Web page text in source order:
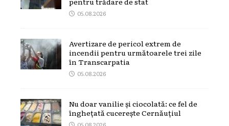
05.08.2026
Avertizare de pericol extrem de
incendii pentru următoarele trei zile
în Transcarpatia
05.08.2026
Nu doar vanilie și ciocolată: ce fel de
înghețată cucerește Cernăuțiul